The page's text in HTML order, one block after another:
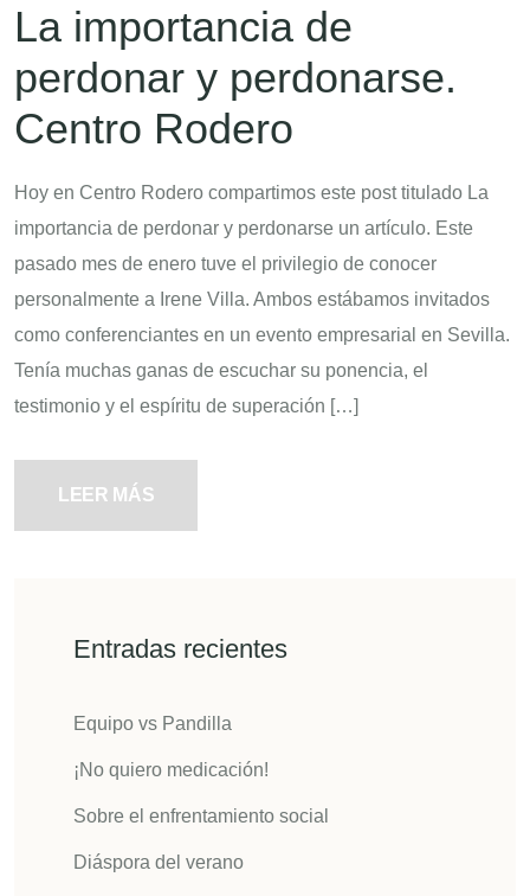
La importancia de
perdonar y perdonarse.
Centro Rodero
Hoy en Centro Rodero compartimos este post titulado La
importancia de perdonar y perdonarse un artículo. Este
pasado mes de enero tuve el privilegio de conocer
personalmente a Irene Villa. Ambos estábamos invitados
como conferenciantes en un evento empresarial en Sevilla.
Tenía muchas ganas de escuchar su ponencia, el
testimonio y el espíritu de superación […]
LEER MÁS
Entradas recientes
Equipo vs Pandilla
¡No quiero medicación!
Sobre el enfrentamiento social
Diáspora del verano